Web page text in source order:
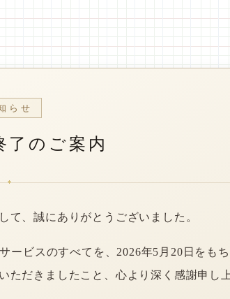
らせ
了のご案内
*
て、誠にありがとうございました。
ービスのすべてを、2026年5月20日をも
だきましたこと、心より深く感謝申し